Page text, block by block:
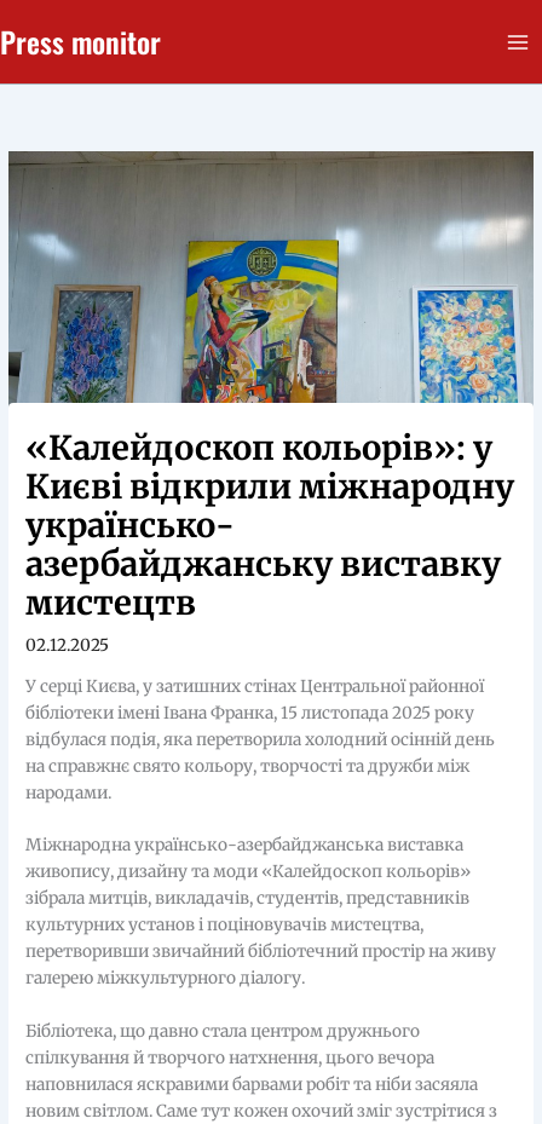
до
Press monitor
«Калейдоскоп кольорів»: у
Києві відкрили міжнародну
українсько-
азербайджанську виставку
мистецтв
02.12.2025
У серці Києва, у затишних стінах Центральної районної
бібліотеки імені Івана Франка, 15 листопада 2025 року
відбулася подія, яка перетворила холодний осінній день
на справжнє свято кольору, творчості та дружби між
народами.
Міжнародна українсько-азербайджанська виставка
живопису, дизайну та моди «Калейдоскоп кольорів»
зібрала митців, викладачів, студентів, представників
культурних установ і поціновувачів мистецтва,
перетворивши звичайний бібліотечний простір на живу
галерею міжкультурного діалогу.
Бібліотека, що давно стала центром дружнього
спілкування й творчого натхнення, цього вечора
наповнилася яскравими барвами робіт та ніби засяяла
новим світлом. Саме тут кожен охочий зміг зустрітися з